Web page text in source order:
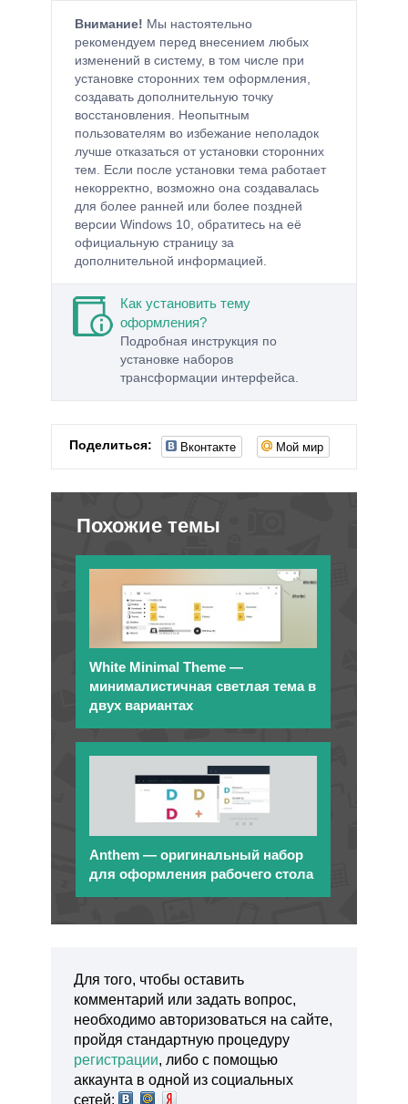
Внимание! Мы настоятельно
рекомендуем перед внесением любых
изменений в систему, в том числе при
установке сторонних тем оформления,
создавать дополнительную точку
восстановления. Неопытным
пользователям во избежание неполадок
лучше отказаться от установки сторонних
тем. Если после установки тема работает
некорректно, возможно она создавалась
для более ранней или более поздней
версии Windows 10, обратитесь на её
официальную страницу за
дополнительной информацией.
Как установить тему
оформления?
Подробная инструкция по
установке наборов
трансформации интерфейса.
Поделиться: Вконтакте Мой мир
Похожие темы
White Minimal Theme —
минималистичная светлая тема в
двух вариантах
Anthem — оригинальный набор
для оформления рабочего стола
Для того, чтобы оставить
комментарий или задать вопрос,
необходимо авторизоваться на сайте,
пройдя стандартную процедуру
регистрации, либо с помощью
аккаунта в одной из социальных
сетей: